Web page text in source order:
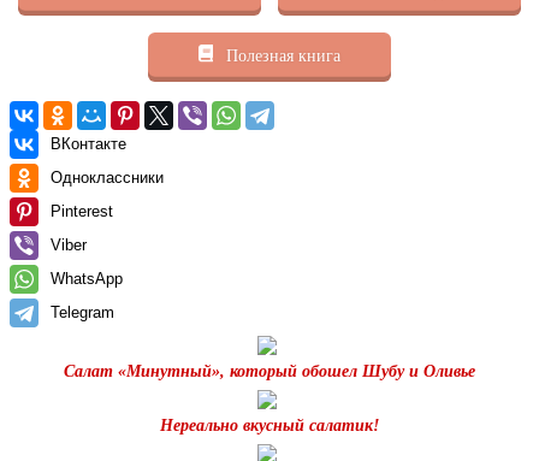
Полезная книга
ВКонтакте
Одноклассники
Pinterest
Viber
WhatsApp
Telegram
Салат «Минутный», который обошел Шубу и Оливье
Нереально вкусный салатик!